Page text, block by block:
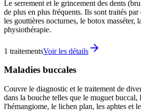
Le serrement et le grincement des dents
de plus en plus fréquents. Ils sont traités par
les gouttières nocturnes, le botox masséter,
physiothérapie.
1 traitementsVoir les détails
Maladies buccales
Couvre le diagnostic et le traitement de
dans la bouche telles que le muguet buccal,
l'hémangiome, le lichen plan, les aphtes et